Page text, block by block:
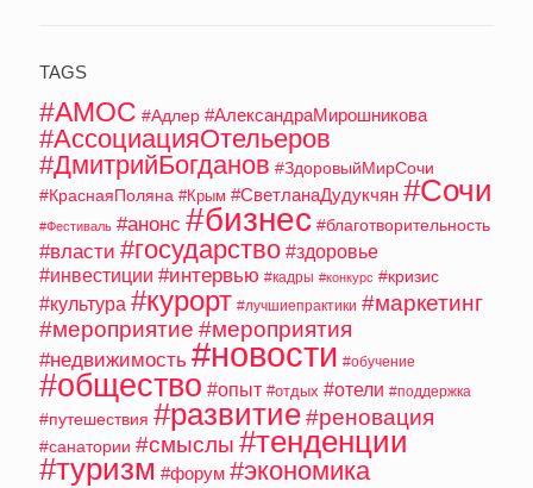
TAGS
#АМОС #Адлер #АлександраМирошникова
#АссоциацияОтельеров
#ДмитрийБогданов #ЗдоровыйМирСочи
#КраснаяПоляна #Крым #СветланаДудукчян #Сочи
#Фестиваль #анонс #бизнес #благотворительность
#власти #государство #здоровье
#инвестиции #интервью #кадры #конкурс #кризис
#культура #курорт #лучшиепрактики #маркетинг
#мероприятие #мероприятия
#недвижимость #новости #обучение
#общество #опыт #отдых #отели #поддержка
#путешествия #развитие#реновация
#санатории #смыслы #тенденции
#туризм #форум #экономика